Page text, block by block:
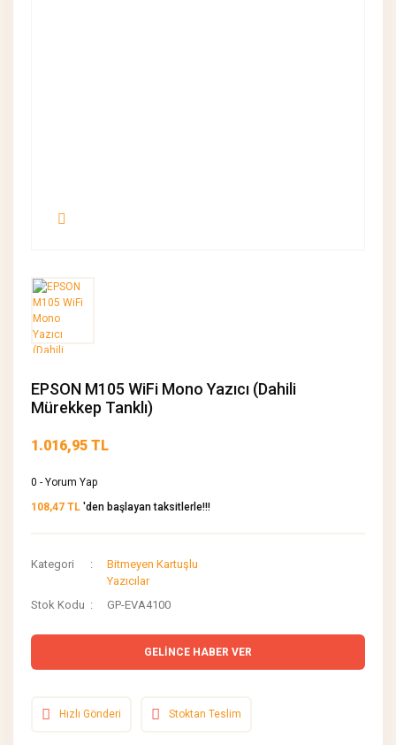
EPSON M105 WiFi Mono Yazıcı (Dahili
Mürekkep Tanklı)
1.016,95 TL
0 - Yorum Yap
108,47 TL 'den başlayan taksitlerle!!!
Kategori
Bitmeyen Kartuşlu
Yazıcılar
Stok Kodu
GP-EVA4100
GELİNCE HABER VER
Hızlı Gönderi Stoktan Teslim